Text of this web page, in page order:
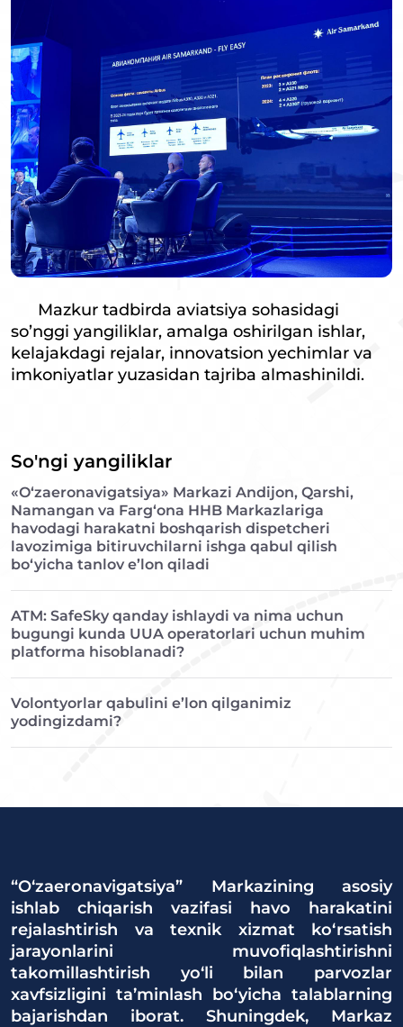
Mazkur tadbirda aviatsiya sohasidagi
so’nggi yangiliklar, amalga oshirilgan ishlar,
kelajakdagi rejalar, innovatsion yechimlar va
imkoniyatlar yuzasidan tajriba almashinildi.
So'ngi yangiliklar
«O‘zaeronavigatsiya» Markazi Andijon, Qarshi,
Namangan va Farg‘ona HHB Markazlariga
havodagi harakatni boshqarish dispetcheri
lavozimiga bitiruvchilarni ishga qabul qilish
bo‘yicha tanlov e’lon qiladi
ATM: SafeSky qanday ishlaydi va nima uchun
bugungi kunda UUA operatorlari uchun muhim
platforma hisoblanadi?
Volontyorlar qabulini e’lon qilganimiz
yodingizdami?
“O‘zaeronavigatsiya” Markazining asosiy
ishlab chiqarish vazifasi havo harakatini
rejalashtirish va texnik xizmat ko‘rsatish
jarayonlarini muvofiqlashtirishni
takomillashtirish yo‘li bilan parvozlar
xavfsizligini ta’minlash bo‘yicha talablarning
bajarishdan iborat. Shuningdek, Markaz